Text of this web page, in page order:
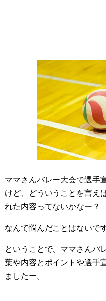
ママさんバレー大会で選手
けど、どういうことを言え
れた内容ってないかなー？
なんて悩んだことはないで
ということで、ママさんバ
葉や内容とポイントや選手
ましたー。